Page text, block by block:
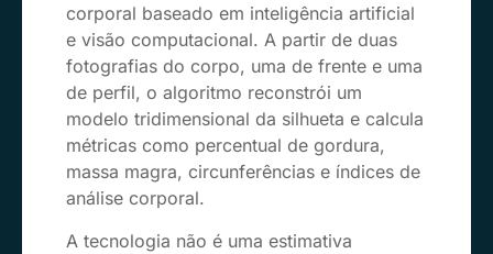
corporal baseado em inteligência artificial
e visão computacional. A partir de duas
fotografias do corpo, uma de frente e uma
de perfil, o algoritmo reconstrói um
modelo tridimensional da silhueta e calcula
métricas como percentual de gordura,
massa magra, circunferências e índices de
análise corporal.
A tecnologia não é uma estimativa